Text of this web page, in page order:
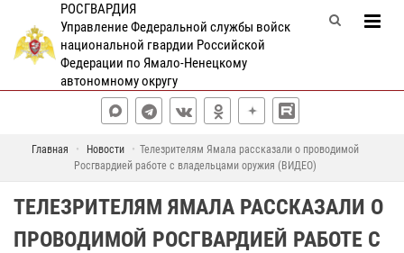
РОСГВАРДИЯ
Управление Федеральной службы войск
национальной гвардии Российской
Федерации по Ямало-Ненецкому
автономному округу
Главная Новости
Телезрителям Ямала рассказали о проводимой
Росгвардией работе с владельцами оружия (ВИДЕО)
ТЕЛЕЗРИТЕЛЯМ ЯМАЛА РАССКАЗАЛИ О
ПРОВОДИМОЙ РОСГВАРДИЕЙ РАБОТЕ С